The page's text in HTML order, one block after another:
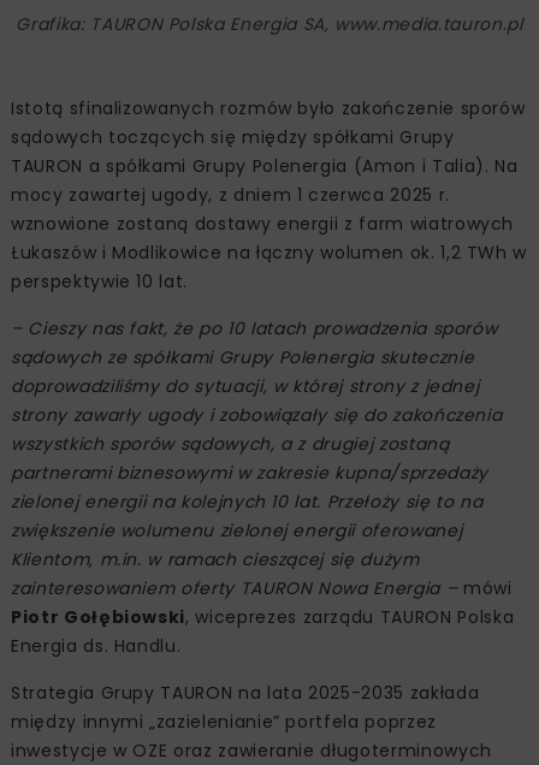
Grafika: TAURON Polska Energia SA, www.media.tauron.pl
Istotą sfinalizowanych rozmów było zakończenie sporów
sądowych toczących się między spółkami Grupy
TAURON a spółkami Grupy Polenergia (Amon i Talia). Na
mocy zawartej ugody, z dniem 1 czerwca 2025 r.
wznowione zostaną dostawy energii z farm wiatrowych
Łukaszów i Modlikowice na łączny wolumen ok. 1,2 TWh w
perspektywie 10 lat.
– Cieszy nas fakt, że po 10 latach prowadzenia sporów
sądowych ze spółkami Grupy Polenergia skutecznie
doprowadziliśmy do sytuacji, w której strony z jednej
strony zawarły ugody i zobowiązały się do zakończenia
wszystkich sporów sądowych, a z drugiej zostaną
partnerami biznesowymi w zakresie kupna/sprzedaży
zielonej energii na kolejnych 10 lat. Przełoży się to na
zwiększenie wolumenu zielonej energii oferowanej
Klientom, m.in. w ramach cieszącej się dużym
zainteresowaniem oferty TAURON Nowa Energia –mówi
Piotr Gołębiowski, wiceprezes zarządu TAURON Polska
Energia ds. Handlu.
Strategia Grupy TAURON na lata 2025-2035 zakłada
między innymi „zazielenianie” portfela poprzez
inwestycje w OZE oraz zawieranie długoterminowych